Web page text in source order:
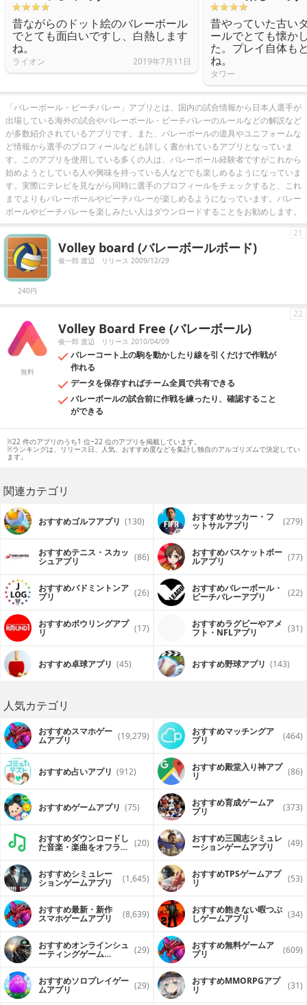
昔ながらのドット絵のバレーボール
でとても面白いですし、白熱します
ね。
ライオン 2019年7月11日
昔やっていた古い
ールでとても懐か
た。プレイ自体も
ね。
タワー
「バレーボール・ビーチバレー」アプリとは、国内の試合情報から日本人選手が
出場している海外の試合やバレーボール・ビーチバレーのルールなどの解説など
が多数紹介されているアプリです。また、バレーボールの道具やユニフォームな
ど情報から選手のプロフィールなども詳しく書かれているアプリとなっていま
す。このアプリを使用している多くの人は、バレーボール経験者ですがこれから
始めようとしている人や興味を持っている人などでも楽しめるようになっていま
す。実際にテレビを見ながら同時に選手のプロフィールをチェックすると、これ
までよりもバレーボールやビーチバレーが楽しめるようになっています。バレー
ボールやビーチバレーを楽しみたい人はダウンロードすることをお勧めします。
240円
Volley board (バレーボールボード)
俊一郎 渡辺 リリース 2009/12/29
21
無料
Volley Board Free (バレーボール)
俊一郎 渡辺 リリース 2010/04/09
バレーコート上の駒を動かしたり線を引くだけで作戦が
作れる
データを保存すればチーム全員で共有できる
バレーボールの試合前に作戦を練ったり、確認すること
ができる
22
※22 件のアプリのうち1 位~22 位のアプリを掲載しています。
※ランキングは、リリース日、人気、おすすめ度などを集計し独自のアルゴリズムで決定してい
ます。
関連カテゴリ
おすすめゴルフアプリ (130) おすすめサッカー・フ
ットサルアプリ (279)
おすすめテニス・スカッ
シュアプリ (86) おすすめバスケットボー
ルアプリ (77)
おすすめバドミントンア
プリ (26) おすすめバレーボール・
ビーチバレーアプリ (22)
おすすめボウリングアプ
リ (17) おすすめラグビーやアメ
フト・NFLアプリ (31)
おすすめ卓球アプリ (45) おすすめ野球アプリ (143)
人気カテゴリ
おすすめスマホゲー
ムアプリ (19,279) おすすめマッチングア
プリ (464)
おすすめ占いアプリ (912) おすすめ殿堂入り神アプ
リ (86)
おすすめゲームアプリ (75) おすすめ育成ゲームア
プリ (373)
おすすめダウンロードし
た音楽・楽曲をオフライ (20) おすすめ三国志シミュレ
ーションゲームアプリ (49)
おすすめシミュレー
ションゲームアプリ (1,645) おすすめTPSゲームアプ
リ (53)
おすすめ最新・新作
スマホゲームアプリ (8,639) おすすめ飽きない暇つぶ
しゲームアプリ (34)
おすすめオンラインシュ
ーティングゲーム (29) おすすめ無料ゲームア
プリ (609)
おすすめソロプレイゲー
ムアプリ (29) おすすめ MMORPGアプ
リ (31)